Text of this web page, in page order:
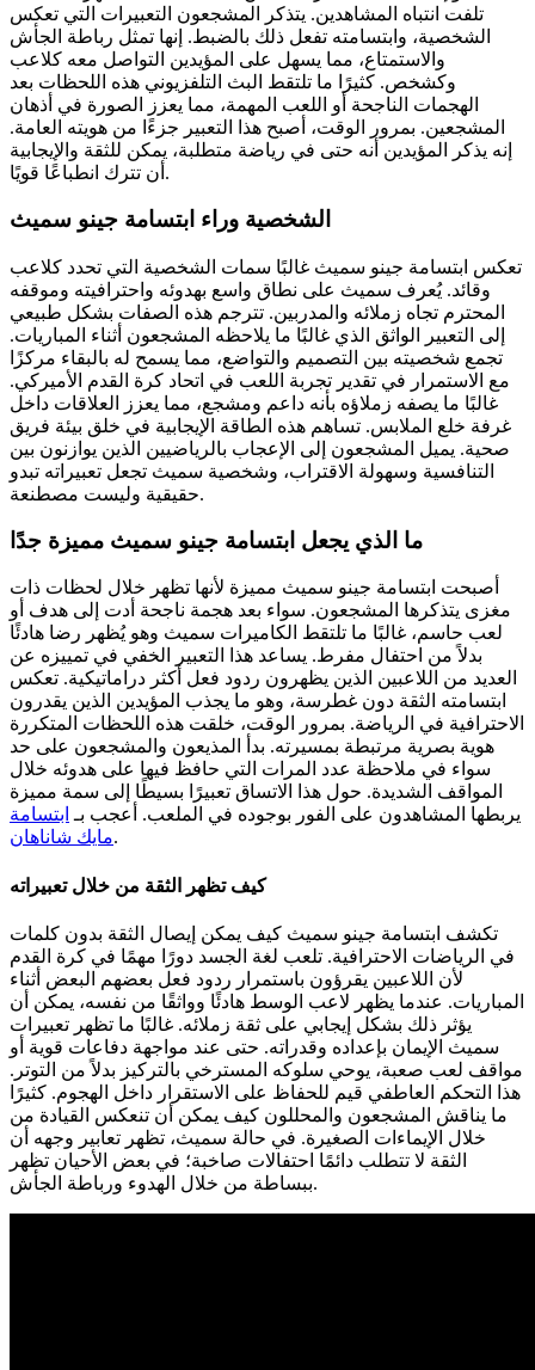
تلفت انتباه المشاهدين. يتذكر المشجعون التعبيرات التي تعكس
الشخصية، وابتسامته تفعل ذلك بالضبط. إنها تمثل رباطة الجأش
والاستمتاع، مما يسهل على المؤيدين التواصل معه كلاعب
وكشخص. كثيرًا ما تلتقط البث التلفزيوني هذه اللحظات بعد
الهجمات الناجحة أو اللعب المهمة، مما يعزز الصورة في أذهان
المشجعين. بمرور الوقت، أصبح هذا التعبير جزءًا من هويته العامة.
إنه يذكر المؤيدين أنه حتى في رياضة متطلبة، يمكن للثقة والإيجابية
أن تترك انطباعًا قويًا.
الشخصية وراء ابتسامة جينو سميث
تعكس ابتسامة جينو سميث غالبًا سمات الشخصية التي تحدد كلاعب
وقائد. يُعرف سميث على نطاق واسع بهدوئه واحترافيته وموقفه
المحترم تجاه زملائه والمدربين. تترجم هذه الصفات بشكل طبيعي
إلى التعبير الواثق الذي غالبًا ما يلاحظه المشجعون أثناء المباريات.
تجمع شخصيته بين التصميم والتواضع، مما يسمح له بالبقاء مركزًا
مع الاستمرار في تقدير تجربة اللعب في اتحاد كرة القدم الأميركي.
غالبًا ما يصفه زملاؤه بأنه داعم ومشجع، مما يعزز العلاقات داخل
غرفة خلع الملابس. تساهم هذه الطاقة الإيجابية في خلق بيئة فريق
صحية. يميل المشجعون إلى الإعجاب بالرياضيين الذين يوازنون بين
التنافسية وسهولة الاقتراب، وشخصية سميث تجعل تعبيراته تبدو
حقيقية وليست مصطنعة.
ما الذي يجعل ابتسامة جينو سميث مميزة جدًا
أصبحت ابتسامة جينو سميث مميزة لأنها تظهر خلال لحظات ذات
مغزى يتذكرها المشجعون. سواء بعد هجمة ناجحة أدت إلى هدف أو
لعب حاسم، غالبًا ما تلتقط الكاميرات سميث وهو يُظهر رضا هادئًا
بدلاً من احتفال مفرط. يساعد هذا التعبير الخفي في تمييزه عن
العديد من اللاعبين الذين يظهرون ردود فعل أكثر دراماتيكية. تعكس
ابتسامته الثقة دون غطرسة، وهو ما يجذب المؤيدين الذين يقدرون
الاحترافية في الرياضة. بمرور الوقت، خلقت هذه اللحظات المتكررة
هوية بصرية مرتبطة بمسيرته. بدأ المذيعون والمشجعون على حد
سواء في ملاحظة عدد المرات التي حافظ فيها على هدوئه خلال
المواقف الشديدة. حول هذا الاتساق تعبيرًا بسيطًا إلى سمة مميزة
يربطها المشاهدون على الفور بوجوده في الملعب.
أعجب بـ ابتسامة
مايك شاناهان.
كيف تظهر الثقة من خلال تعبيراته
تكشف ابتسامة جينو سميث كيف يمكن إيصال الثقة بدون كلمات
في الرياضات الاحترافية. تلعب لغة الجسد دورًا مهمًا في كرة القدم
لأن اللاعبين يقرؤون باستمرار ردود فعل بعضهم البعض أثناء
المباريات. عندما يظهر لاعب الوسط هادئًا وواثقًا من نفسه، يمكن أن
يؤثر ذلك بشكل إيجابي على ثقة زملائه. غالبًا ما تظهر تعبيرات
سميث الإيمان بإعداده وقدراته. حتى عند مواجهة دفاعات قوية أو
مواقف لعب صعبة، يوحي سلوكه المسترخي بالتركيز بدلاً من التوتر.
هذا التحكم العاطفي قيم للحفاظ على الاستقرار داخل الهجوم. كثيرًا
ما يناقش المشجعون والمحللون كيف يمكن أن تنعكس القيادة من
خلال الإيماءات الصغيرة. في حالة سميث، تظهر تعابير وجهه أن
الثقة لا تتطلب دائمًا احتفالات صاخبة؛ في بعض الأحيان تظهر
ببساطة من خلال الهدوء ورباطة الجأش.